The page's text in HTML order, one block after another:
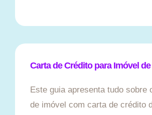
Carta de Crédito para Imóvel de
Este guia apresenta tudo sobre
de imóvel com carta de crédito